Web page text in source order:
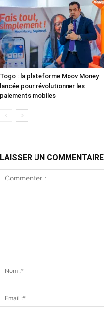
Togo : la plateforme Moov Money
lancée pour révolutionner les
paiements mobiles
LAISSER UN COMMENTAIRE